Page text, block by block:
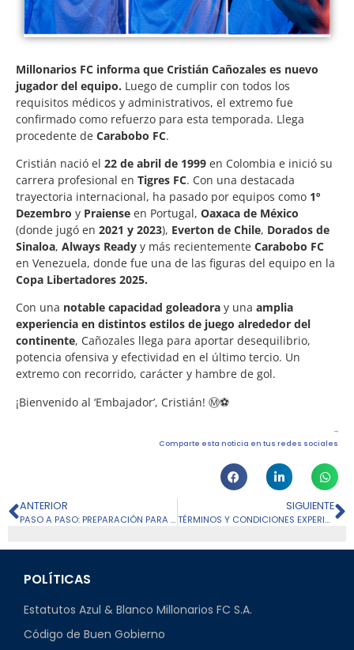
Millonarios FC informa que Cristián Cañozales es nuevo
jugador del equipo. Luego de cumplir con todos los
requisitos médicos y administrativos, el extremo fue
confirmado como refuerzo para esta temporada. Llega
procedente de Carabobo FC.
Cristián nació el 22 de abril de 1999 en Colombia e inició su
carrera profesional en Tigres FC. Con una destacada
trayectoria internacional, ha pasado por equipos como 1º
Dezembro y Praiense en Portugal, Oaxaca de México
(donde jugó en 2021 y 2023), Everton de Chile, Dorados de
Sinaloa, Always Ready y más recientemente Carabobo FC
en Venezuela, donde fue una de las figuras del equipo en la
Copa Libertadores 2025.
Con una notable capacidad goleadora y una amplia
experiencia en distintos estilos de juego alrededor del
continente, Cañozales llega para aportar desequilibrio,
potencia ofensiva y efectividad en el último tercio. Un
extremo con recorrido, carácter y hambre de gol.
¡Bienvenido al ‘Embajador’, Cristián! Ⓜ⚽
Comparte esta noticia en tus redes sociales
ANTERIOR
PASO A PASO: PREPARACIÓN PARA LOS CUADRANGULARES SEMIFINALES
SIGUIENTE
TÉRMINOS Y CONDICIONES EXPERIENCIA EMBAJADORA EN EL ESTADIO “EL CAMPÍN”
POLÍTICAS
Estatutos Azul & Blanco Millonarios FC S.A.
Código de Buen Gobierno